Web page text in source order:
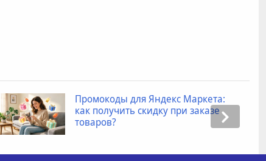
Промокоды для Яндекс Маркета:
как получить скидку при заказе
товаров?